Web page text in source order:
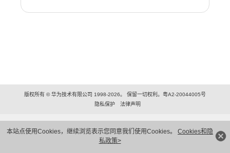
本站点使用Cookies，继续浏览表示您同意我们使用Cookies。 Cookies和隐
私政策>
版权所有 © 华为技术有限公司 1998-2026。 保留一切权利。粤A2-20044005号
隐私保护
法律声明